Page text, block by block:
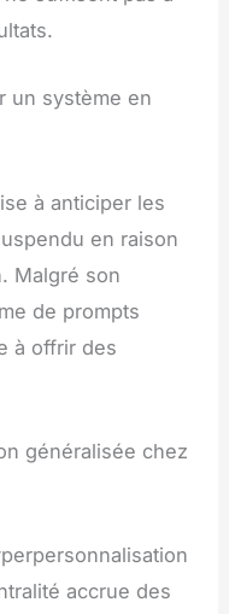
un système en
à anticiper les
en raison
Malgré son
de prompts
à offrir des
généralisée chez
accrue des